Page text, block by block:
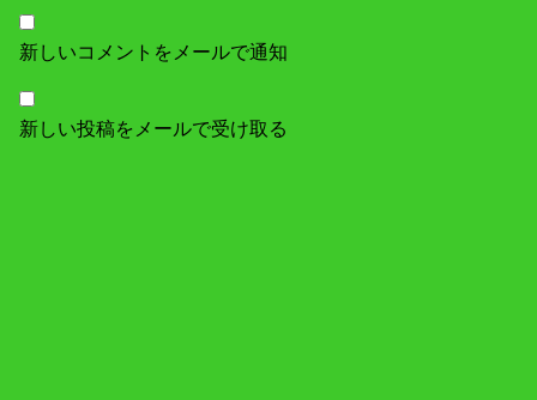
新しいコメントをメールで通知
新しい投稿をメールで受け取る